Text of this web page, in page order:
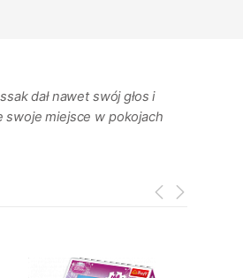
dał nawet swój głos i
swoje miejsce w pokojach